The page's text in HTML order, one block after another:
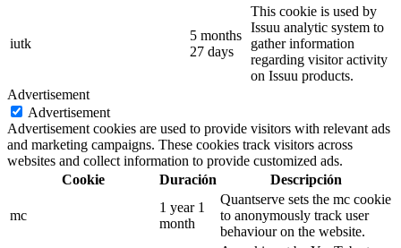
iutk
5 months
27 days
This cookie is used by
Issuu analytic system to
gather information
regarding visitor activity
on Issuu products.
Advertisement
Advertisement
Advertisement cookies are used to provide visitors with relevant ads
and marketing campaigns. These cookies track visitors across
websites and collect information to provide customized ads.
Cookie
Duración Descripción
mc
1 year 1
month
Quantserve sets the mc cookie
to anonymously track user
behaviour on the website.